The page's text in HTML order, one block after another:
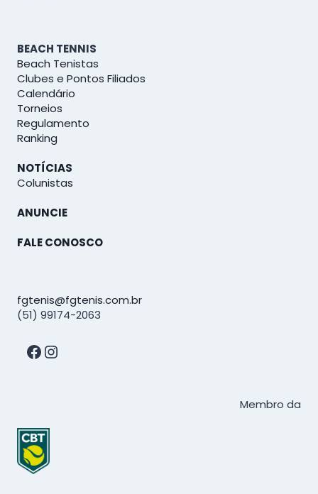
BEACH TENNIS
Beach Tenistas
Clubes e Pontos Filiados
Calendário
Torneios
Regulamento
Ranking
NOTÍCIAS
Colunistas
ANUNCIE
FALE CONOSCO
fgtenis@fgtenis.com.br
(51) 99174-2063
Facebook
Instagram
Membro da